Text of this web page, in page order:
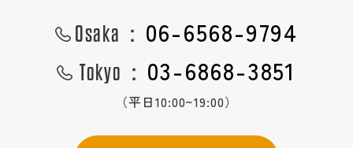
Osaka： 06-6568-9794
Tokyo： 03-6868-3851
（平日10:00~19:00）